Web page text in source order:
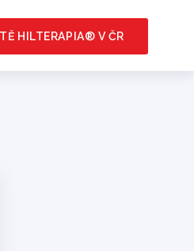
HILTERAPIA® V ČR